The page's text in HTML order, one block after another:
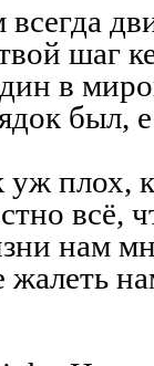
шаг
в
был,
плох,
всё,
нам